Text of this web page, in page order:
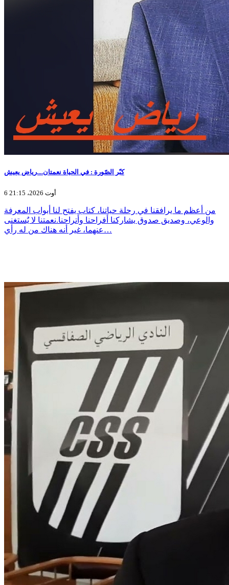
كبّر الصّورة : في الحياة نعمتان....رياض يعيش
6 أوت 2026، 21:15
من أعظم ما يرافقنا في رحلة حياتنا، كتاب يفتح لنا أبواب المعرفة
والوعي، وصديق صدوق يشاركنا أفراحنا وأتراحنا.نعمتنا لا يٌستغنى
عنهما، غير أنه هناك من له رأي…